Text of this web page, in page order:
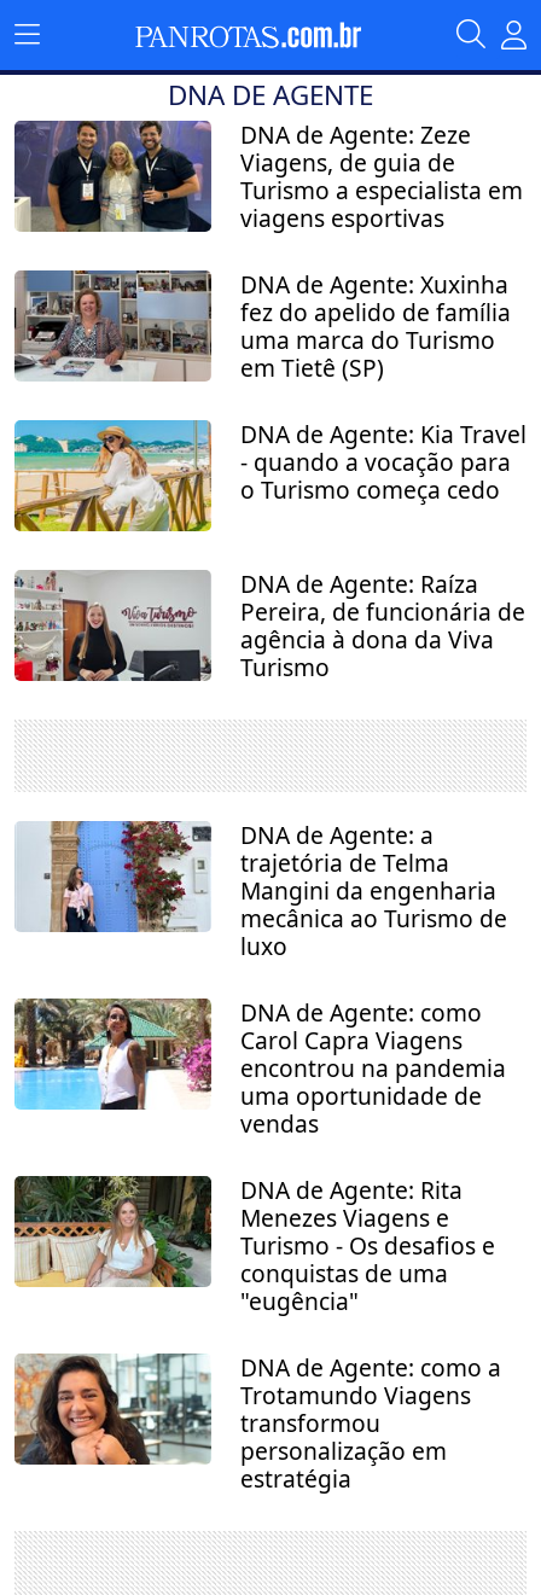
DNA DE AGENTE
DNA de Agente: Zeze
Viagens, de guia de
Turismo a especialista em
viagens esportivas
DNA de Agente: Xuxinha
fez do apelido de família
uma marca do Turismo
em Tietê (SP)
DNA de Agente: Kia Travel
- quando a vocação para
o Turismo começa cedo
DNA de Agente: Raíza
Pereira, de funcionária de
agência à dona da Viva
Turismo
DNA de Agente: a
trajetória de Telma
Mangini da engenharia
mecânica ao Turismo de
luxo
DNA de Agente: como
Carol Capra Viagens
encontrou na pandemia
uma oportunidade de
vendas
DNA de Agente: Rita
Menezes Viagens e
Turismo - Os desafios e
conquistas de uma
"eugência"
DNA de Agente: como a
Trotamundo Viagens
transformou
personalização em
estratégia